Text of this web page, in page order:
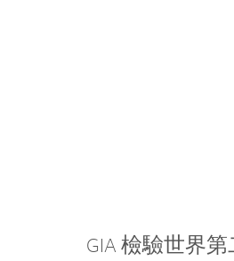
GIA 檢驗世界